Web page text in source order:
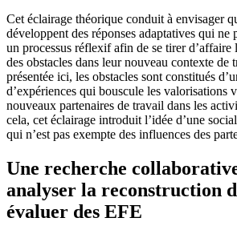
Cet éclairage théorique conduit à envisager
développent des réponses adaptatives qui ne
un processus réflexif afin de se tirer d’affaire
des obstacles dans leur nouveau contexte de
présentée ici, les obstacles sont constitués
d’expériences qui bouscule les valorisations
nouveaux partenaires de travail dans les
cela, cet éclairage introduit l’idée d’une
qui n’est pas exempte des influences des
Une recherche
analyser la reconstruction
évaluer des EFE